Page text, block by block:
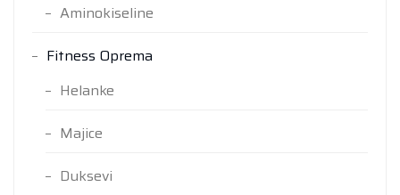
Aminokiseline
Fitness Oprema
Helanke
Majice
Duksevi